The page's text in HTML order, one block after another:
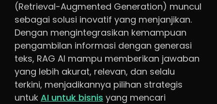
(Retrieval-Augmented Generation) muncul
sebagai solusi inovatif yang menjanjikan.
Dengan mengintegrasikan kemampuan
pengambilan informasi dengan generasi
teks, RAG AI mampu memberikan jawaban
yang lebih akurat, relevan, dan selalu
terkini, menjadikannya pilihan strategis
untuk AI untuk bisnis yang mencari